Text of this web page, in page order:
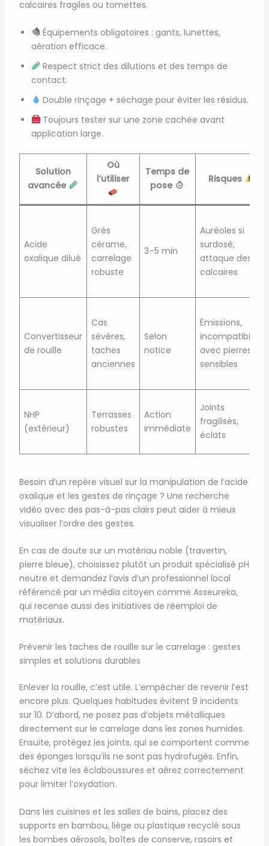
calcaires fragiles ou tomettes.
Équipements obligatoires : gants, lunettes,
aération efficace.
Respect strict des dilutions et des temps de
contact.
Double rinçage + séchage pour éviter les résidus.
Toujours tester sur une zone cachée avant
application large.
Solution
avancée
Où
l’utiliser
Temps de
pose
Risques
Acide
oxalique dilué
Grès
cérame,
carrelage
robuste
3–5 min
Auréoles si
surdosé,
attaque des
calcaires
Convertisseur
de rouille
Cas
sévères,
taches
anciennes
Selon
notice
Émissions,
incompatibilité
avec pierres
sensibles
NHP
(extérieur)
Terrasses
robustes
Action
immédiate
Joints
fragilisés,
éclats
Besoin d’un repère visuel sur la manipulation de l’acide
oxalique et les gestes de rinçage ? Une recherche
vidéo avec des pas-à-pas clairs peut aider à mieux
visualiser l’ordre des gestes.
En cas de doute sur un matériau noble (travertin,
pierre bleue), choisissez plutôt un produit spécialisé pH
neutre et demandez l’avis d’un professionnel local
référencé par un média citoyen comme Asseureka,
qui recense aussi des initiatives de réemploi de
matériaux.
Prévenir les taches de rouille sur le carrelage : gestes
simples et solutions durables
Enlever la rouille, c’est utile. L’empêcher de revenir l’est
encore plus. Quelques habitudes évitent 9 incidents
sur 10. D’abord, ne posez pas d’objets métalliques
directement sur le carrelage dans les zones humides.
Ensuite, protégez les joints, qui se comportent comme
des éponges lorsqu’ils ne sont pas hydrofugés. Enfin,
séchez vite les éclaboussures et aérez correctement
pour limiter l’oxydation.
Dans les cuisines et les salles de bains, placez des
supports en bambou, liège ou plastique recyclé sous
les bombes aérosols, boîtes de conserve, rasoirs et